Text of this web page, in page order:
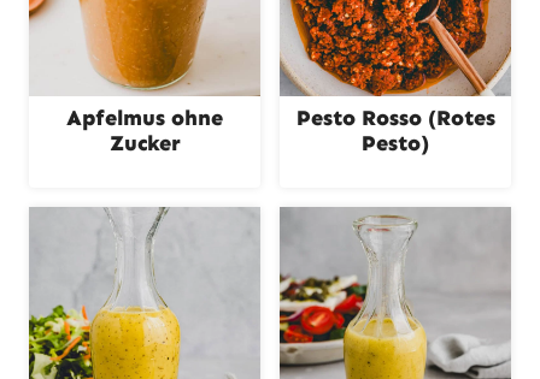
Apfelmus ohne
Zucker
Pesto Rosso (Rotes
Pesto)